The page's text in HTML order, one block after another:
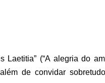
Laetitia” (“A alegria do
de convidar